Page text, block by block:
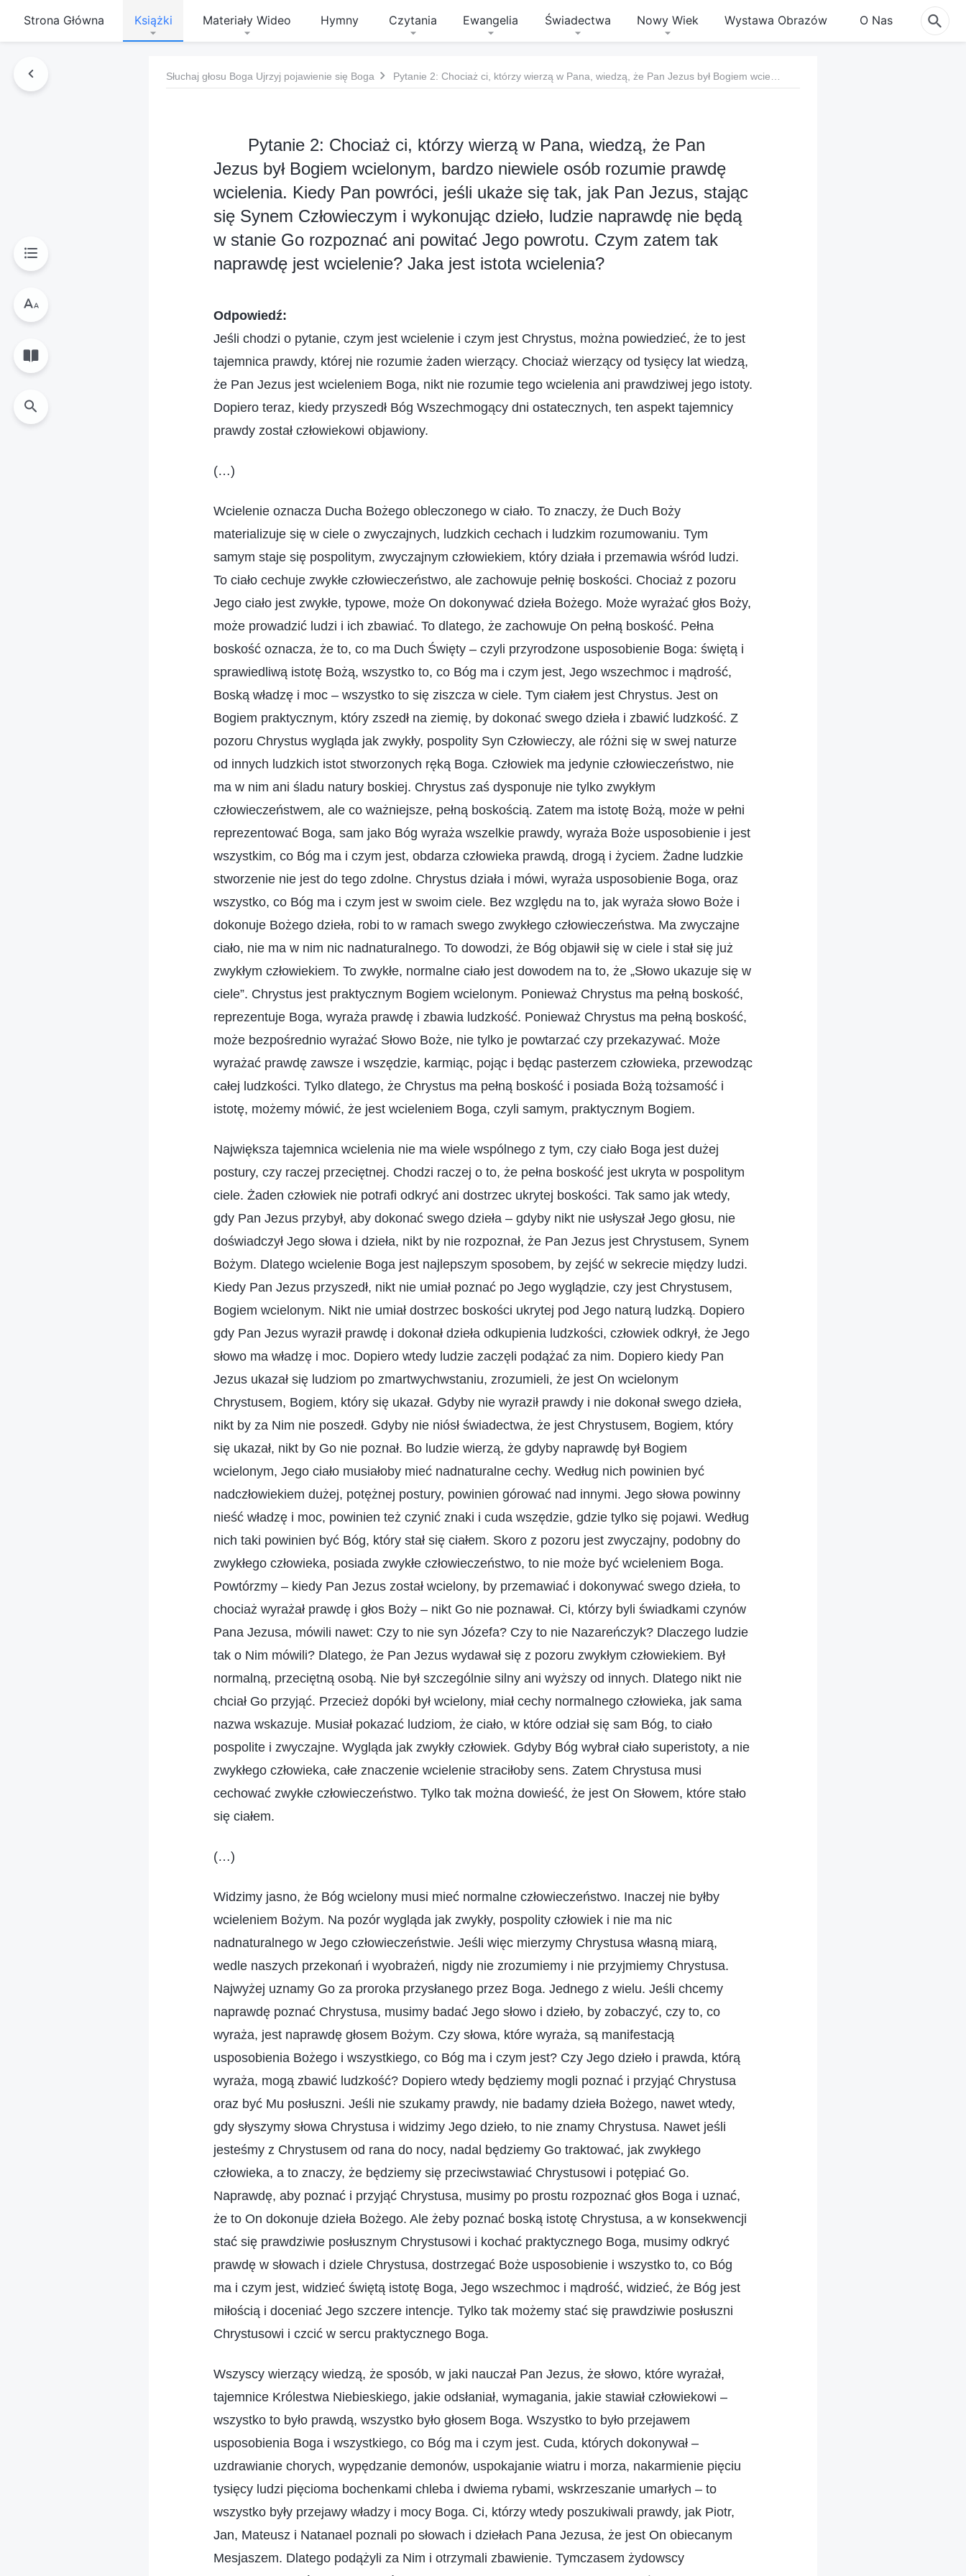
Strona Główna Książki Materiały Wideo Hymny Czytania Ewangelia Świadectwa Nowy Wiek Wystawa Obrazów O Nas
Słuchaj głosu Boga Ujrzyj pojawienie się Boga
Pytanie 2: Chociaż ci, którzy wierzą w Pana, wiedzą, że Pan
Jezus był Bogiem wcielonym, bardzo niewiele osób rozumie prawdę
wcielenia. Kiedy Pan powróci, jeśli ukaże się tak, jak Pan Jezus, stając
się Synem Człowieczym i wykonując dzieło, ludzie naprawdę nie będą
w stanie Go rozpoznać ani powitać Jego powrotu. Czym zatem tak
naprawdę jest wcielenie? Jaka jest istota wcielenia?
Odpowiedź:
Jeśli chodzi o pytanie, czym jest wcielenie i czym jest Chrystus, można powiedzieć, że to jest
tajemnica prawdy, której nie rozumie żaden wierzący. Chociaż wierzący od tysięcy lat wiedzą,
że Pan Jezus jest wcieleniem Boga, nikt nie rozumie tego wcielenia ani prawdziwej jego istoty.
Dopiero teraz, kiedy przyszedł Bóg Wszechmogący dni ostatecznych, ten aspekt tajemnicy
prawdy został człowiekowi objawiony.
(…)
Wcielenie oznacza Ducha Bożego obleczonego w ciało. To znaczy, że Duch Boży
materializuje się w ciele o zwyczajnych, ludzkich cechach i ludzkim rozumowaniu. Tym
samym staje się pospolitym, zwyczajnym człowiekiem, który działa i przemawia wśród ludzi.
To ciało cechuje zwykłe człowieczeństwo, ale zachowuje pełnię boskości. Chociaż z pozoru
Jego ciało jest zwykłe, typowe, może On dokonywać dzieła Bożego. Może wyrażać głos Boży,
może prowadzić ludzi i ich zbawiać. To dlatego, że zachowuje On pełną boskość. Pełna
boskość oznacza, że to, co ma Duch Święty – czyli przyrodzone usposobienie Boga: świętą i
sprawiedliwą istotę Bożą, wszystko to, co Bóg ma i czym jest, Jego wszechmoc i mądrość,
Boską władzę i moc – wszystko to się ziszcza w ciele. Tym ciałem jest Chrystus. Jest on
Bogiem praktycznym, który zszedł na ziemię, by dokonać swego dzieła i zbawić ludzkość. Z
pozoru Chrystus wygląda jak zwykły, pospolity Syn Człowieczy, ale różni się w swej naturze
od innych ludzkich istot stworzonych ręką Boga. Człowiek ma jedynie człowieczeństwo, nie
ma w nim ani śladu natury boskiej. Chrystus zaś dysponuje nie tylko zwykłym
człowieczeństwem, ale co ważniejsze, pełną boskością. Zatem ma istotę Bożą, może w pełni
reprezentować Boga, sam jako Bóg wyraża wszelkie prawdy, wyraża Boże usposobienie i jest
wszystkim, co Bóg ma i czym jest, obdarza człowieka prawdą, drogą i życiem. Żadne ludzkie
stworzenie nie jest do tego zdolne. Chrystus działa i mówi, wyraża usposobienie Boga, oraz
wszystko, co Bóg ma i czym jest w swoim ciele. Bez względu na to, jak wyraża słowo Boże i
dokonuje Bożego dzieła, robi to w ramach swego zwykłego człowieczeństwa. Ma zwyczajne
ciało, nie ma w nim nic nadnaturalnego. To dowodzi, że Bóg objawił się w ciele i stał się już
zwykłym człowiekiem. To zwykłe, normalne ciało jest dowodem na to, że „Słowo ukazuje się w
ciele”. Chrystus jest praktycznym Bogiem wcielonym. Ponieważ Chrystus ma pełną boskość,
reprezentuje Boga, wyraża prawdę i zbawia ludzkość. Ponieważ Chrystus ma pełną boskość,
może bezpośrednio wyrażać Słowo Boże, nie tylko je powtarzać czy przekazywać. Może
wyrażać prawdę zawsze i wszędzie, karmiąc, pojąc i będąc pasterzem człowieka, przewodząc
całej ludzkości. Tylko dlatego, że Chrystus ma pełną boskość i posiada Bożą tożsamość i
istotę, możemy mówić, że jest wcieleniem Boga, czyli samym, praktycznym Bogiem.
Największa tajemnica wcielenia nie ma wiele wspólnego z tym, czy ciało Boga jest dużej
postury, czy raczej przeciętnej. Chodzi raczej o to, że pełna boskość jest ukryta w pospolitym
ciele. Żaden człowiek nie potrafi odkryć ani dostrzec ukrytej boskości. Tak samo jak wtedy,
gdy Pan Jezus przybył, aby dokonać swego dzieła – gdyby nikt nie usłyszał Jego głosu, nie
doświadczył Jego słowa i dzieła, nikt by nie rozpoznał, że Pan Jezus jest Chrystusem, Synem
Bożym. Dlatego wcielenie Boga jest najlepszym sposobem, by zejść w sekrecie między ludzi.
Kiedy Pan Jezus przyszedł, nikt nie umiał poznać po Jego wyglądzie, czy jest Chrystusem,
Bogiem wcielonym. Nikt nie umiał dostrzec boskości ukrytej pod Jego naturą ludzką. Dopiero
gdy Pan Jezus wyraził prawdę i dokonał dzieła odkupienia ludzkości, człowiek odkrył, że Jego
słowo ma władzę i moc. Dopiero wtedy ludzie zaczęli podążać za nim. Dopiero kiedy Pan
Jezus ukazał się ludziom po zmartwychwstaniu, zrozumieli, że jest On wcielonym
Chrystusem, Bogiem, który się ukazał. Gdyby nie wyraził prawdy i nie dokonał swego dzieła,
nikt by za Nim nie poszedł. Gdyby nie niósł świadectwa, że jest Chrystusem, Bogiem, który
się ukazał, nikt by Go nie poznał. Bo ludzie wierzą, że gdyby naprawdę był Bogiem
wcielonym, Jego ciało musiałoby mieć nadnaturalne cechy. Według nich powinien być
nadczłowiekiem dużej, potężnej postury, powinien górować nad innymi. Jego słowa powinny
nieść władzę i moc, powinien też czynić znaki i cuda wszędzie, gdzie tylko się pojawi. Według
nich taki powinien być Bóg, który stał się ciałem. Skoro z pozoru jest zwyczajny, podobny do
zwykłego człowieka, posiada zwykłe człowieczeństwo, to nie może być wcieleniem Boga.
Powtórzmy – kiedy Pan Jezus został wcielony, by przemawiać i dokonywać swego dzieła, to
chociaż wyrażał prawdę i głos Boży – nikt Go nie poznawał. Ci, którzy byli świadkami czynów
Pana Jezusa, mówili nawet: Czy to nie syn Józefa? Czy to nie Nazareńczyk? Dlaczego ludzie
tak o Nim mówili? Dlatego, że Pan Jezus wydawał się z pozoru zwykłym człowiekiem. Był
normalną, przeciętną osobą. Nie był szczególnie silny ani wyższy od innych. Dlatego nikt nie
chciał Go przyjąć. Przecież dopóki był wcielony, miał cechy normalnego człowieka, jak sama
nazwa wskazuje. Musiał pokazać ludziom, że ciało, w które odział się sam Bóg, to ciało
pospolite i zwyczajne. Wygląda jak zwykły człowiek. Gdyby Bóg wybrał ciało superistoty, a nie
zwykłego człowieka, całe znaczenie wcielenie straciłoby sens. Zatem Chrystusa musi
cechować zwykłe człowieczeństwo. Tylko tak można dowieść, że jest On Słowem, które stało
się ciałem.
(…)
Widzimy jasno, że Bóg wcielony musi mieć normalne człowieczeństwo. Inaczej nie byłby
wcieleniem Bożym. Na pozór wygląda jak zwykły, pospolity człowiek i nie ma nic
nadnaturalnego w Jego człowieczeństwie. Jeśli więc mierzymy Chrystusa własną miarą,
wedle naszych przekonań i wyobrażeń, nigdy nie zrozumiemy i nie przyjmiemy Chrystusa.
Najwyżej uznamy Go za proroka przysłanego przez Boga. Jednego z wielu. Jeśli chcemy
naprawdę poznać Chrystusa, musimy badać Jego słowo i dzieło, by zobaczyć, czy to, co
wyraża, jest naprawdę głosem Bożym. Czy słowa, które wyraża, są manifestacją
usposobienia Bożego i wszystkiego, co Bóg ma i czym jest? Czy Jego dzieło i prawda, którą
wyraża, mogą zbawić ludzkość? Dopiero wtedy będziemy mogli poznać i przyjąć Chrystusa
oraz być Mu posłuszni. Jeśli nie szukamy prawdy, nie badamy dzieła Bożego, nawet wtedy,
gdy słyszymy słowa Chrystusa i widzimy Jego dzieło, to nie znamy Chrystusa. Nawet jeśli
jesteśmy z Chrystusem od rana do nocy, nadal będziemy Go traktować, jak zwykłego
człowieka, a to znaczy, że będziemy się przeciwstawiać Chrystusowi i potępiać Go.
Naprawdę, aby poznać i przyjąć Chrystusa, musimy po prostu rozpoznać głos Boga i uznać,
że to On dokonuje dzieła Bożego. Ale żeby poznać boską istotę Chrystusa, a w konsekwencji
stać się prawdziwie posłusznym Chrystusowi i kochać praktycznego Boga, musimy odkryć
prawdę w słowach i dziele Chrystusa, dostrzegać Boże usposobienie i wszystko to, co Bóg
ma i czym jest, widzieć świętą istotę Boga, Jego wszechmoc i mądrość, widzieć, że Bóg jest
miłością i doceniać Jego szczere intencje. Tylko tak możemy stać się prawdziwie posłuszni
Chrystusowi i czcić w sercu praktycznego Boga.
Wszyscy wierzący wiedzą, że sposób, w jaki nauczał Pan Jezus, że słowo, które wyrażał,
tajemnice Królestwa Niebieskiego, jakie odsłaniał, wymagania, jakie stawiał człowiekowi –
wszystko to było prawdą, wszystko było głosem Boga. Wszystko to było przejawem
usposobienia Boga i wszystkiego, co Bóg ma i czym jest. Cuda, których dokonywał –
uzdrawianie chorych, wypędzanie demonów, uspokajanie wiatru i morza, nakarmienie pięciu
tysięcy ludzi pięcioma bochenkami chleba i dwiema rybami, wskrzeszanie umarłych – to
wszystko były przejawy władzy i mocy Boga. Ci, którzy wtedy poszukiwali prawdy, jak Piotr,
Jan, Mateusz i Natanael poznali po słowach i dziełach Pana Jezusa, że jest On obiecanym
Mesjaszem. Dlatego podążyli za Nim i otrzymali zbawienie. Tymczasem żydowscy